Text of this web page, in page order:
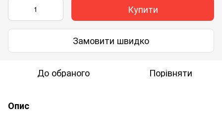
Купити
Замовити швидко
До обраного Порівняти
Опис